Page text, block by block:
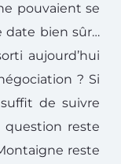
pouvaient se
date bien sûr…
aujourd’hui
? Si
de suivre
question reste
reste